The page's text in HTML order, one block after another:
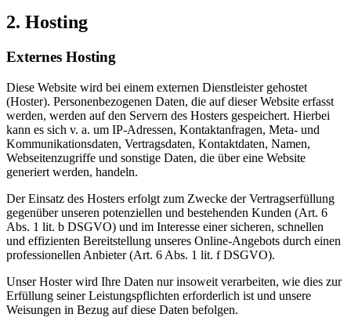
2. Hosting
Externes Hosting
Diese Website wird bei einem externen Dienstleister gehostet
(Hoster). Personenbezogenen Daten, die auf dieser Website erfasst
werden, werden auf den Servern des Hosters gespeichert. Hierbei
kann es sich v. a. um IP-Adressen, Kontaktanfragen, Meta- und
Kommunikationsdaten, Vertragsdaten, Kontaktdaten, Namen,
Webseitenzugriffe und sonstige Daten, die über eine Website
generiert werden, handeln.
Der Einsatz des Hosters erfolgt zum Zwecke der Vertragserfüllung
gegenüber unseren potenziellen und bestehenden Kunden (Art. 6
Abs. 1 lit. b DSGVO) und im Interesse einer sicheren, schnellen
und effizienten Bereitstellung unseres Online-Angebots durch einen
professionellen Anbieter (Art. 6 Abs. 1 lit. f DSGVO).
Unser Hoster wird Ihre Daten nur insoweit verarbeiten, wie dies zur
Erfüllung seiner Leistungspflichten erforderlich ist und unsere
Weisungen in Bezug auf diese Daten befolgen.